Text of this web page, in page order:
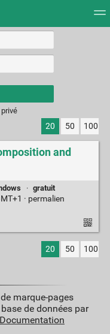
results.
privé
20 50 100
and
· gratuit
· permalien
20 50 100
marque-pages
de données par
Documentation